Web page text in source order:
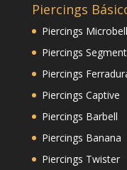
Piercings
Piercings Microbell
Piercings
Piercings
Piercings Captive
Piercings Barbell
Piercings Banana
Piercings Twister